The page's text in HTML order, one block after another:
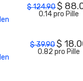
$124.90$
0.14 pro Pille
$39.90$
0.82 pro Pille